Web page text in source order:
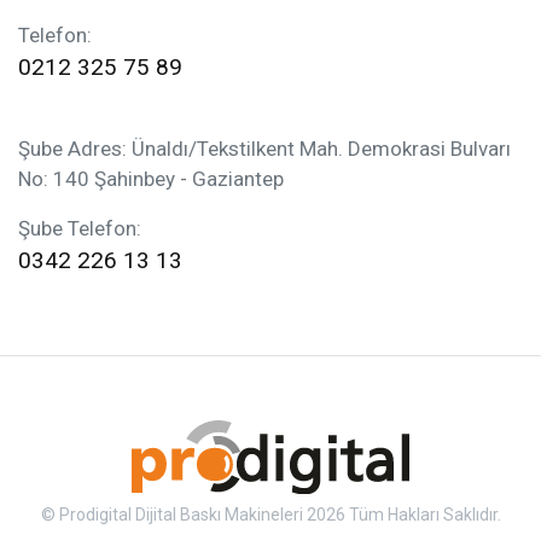
Telefon:
0212 325 75 89
Şube Adres: Ünaldı/Tekstilkent Mah. Demokrasi Bulvarı
No: 140 Şahinbey - Gaziantep
Şube Telefon:
0342 226 13 13
© Prodigital Dijital Baskı Makineleri 2026 Tüm Hakları Saklıdır.